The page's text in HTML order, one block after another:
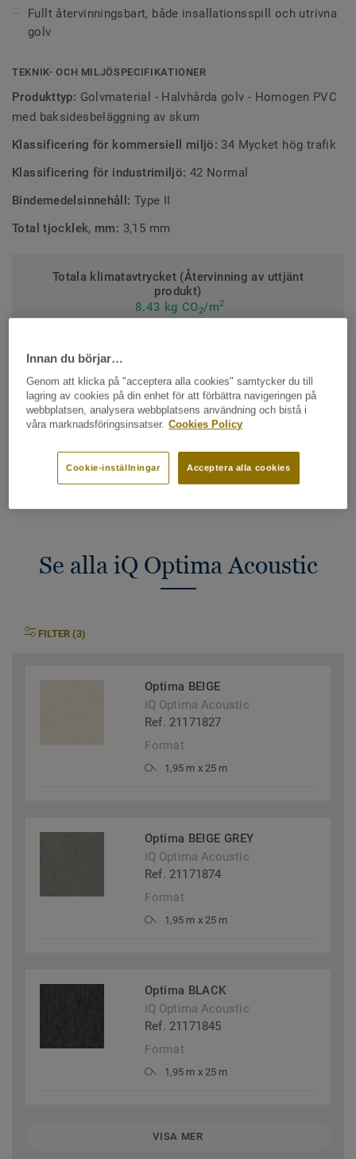
Fullt återvinningsbart, både insallationsspill och utrivna
golv
TEKNIK- OCH MILJÖSPECIFIKATIONER
Produkttyp: Golvmaterial - Halvhårda golv - Homogen PVC
med baksidesbeläggning av skum
Klassificering för kommersiell miljö: 34 Mycket hög trafik
Klassificering för industrimiljö: 42 Normal
Bindemedelsinnehåll: Type II
Total tjocklek, mm: 3,15 mm
Totala klimatavtrycket (Återvinning av uttjänt
produkt)
8.43 kg CO2/m2
KONTAKTA OSS
BESTÄLL PROV
Se alla iQ Optima Acoustic
FILTER (3)
Optima BEIGE
iQ Optima Acoustic
Ref. 21171827
Format
1,95 m x 25 m
Optima BEIGE GREY
iQ Optima Acoustic
Ref. 21171874
Format
1,95 m x 25 m
Optima BLACK
iQ Optima Acoustic
Ref. 21171845
Format
1,95 m x 25 m
VISA MER
Innan du börjar…
Genom att klicka på "acceptera alla cookies" samtycker du till
lagring av cookies på din enhet för att förbättra navigeringen på
webbplatsen, analysera webbplatsens användning och bistå i
våra marknadsföringsinsatser. Cookies Policy
Acceptera alla cookies
Cookie-inställningar